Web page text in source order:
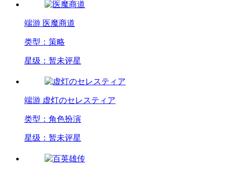
端游 医魔商道
类型：策略
星级：暂未评星
端游 虚灯のセレスティア
类型：角色扮演
星级：暂未评星